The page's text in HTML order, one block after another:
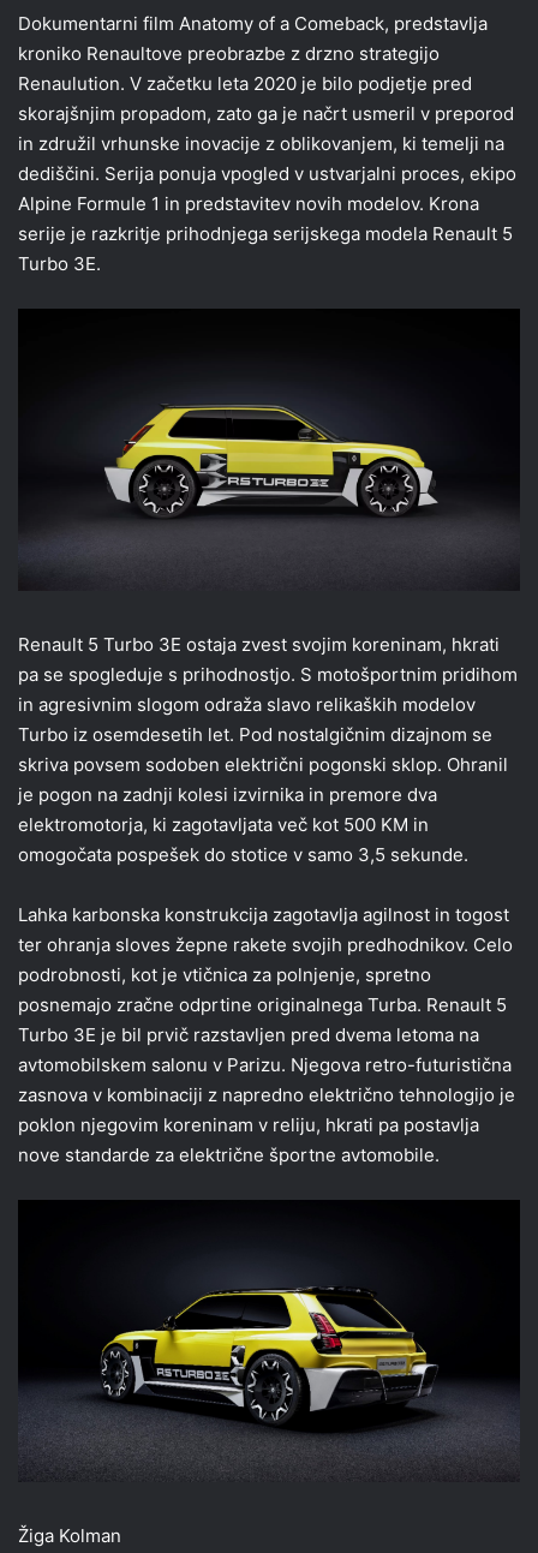
Dokumentarni film Anatomy of a Comeback, predstavlja
kroniko Renaultove preobrazbe z drzno strategijo
Renaulution. V začetku leta 2020 je bilo podjetje pred
skorajšnjim propadom, zato ga je načrt usmeril v preporod
in združil vrhunske inovacije z oblikovanjem, ki temelji na
dediščini. Serija ponuja vpogled v ustvarjalni proces, ekipo
Alpine Formule 1 in predstavitev novih modelov. Krona
serije je razkritje prihodnjega serijskega modela Renault 5
Turbo 3E.
Renault 5 Turbo 3E ostaja zvest svojim koreninam, hkrati
pa se spogleduje s prihodnostjo. S motošportnim pridihom
in agresivnim slogom odraža slavo relikaških modelov
Turbo iz osemdesetih let. Pod nostalgičnim dizajnom se
skriva povsem sodoben električni pogonski sklop. Ohranil
je pogon na zadnji kolesi izvirnika in premore dva
elektromotorja, ki zagotavljata več kot 500 KM in
omogočata pospešek do stotice v samo 3,5 sekunde.
Lahka karbonska konstrukcija zagotavlja agilnost in togost
ter ohranja sloves žepne rakete svojih predhodnikov. Celo
podrobnosti, kot je vtičnica za polnjenje, spretno
posnemajo zračne odprtine originalnega Turba. Renault 5
Turbo 3E je bil prvič razstavljen pred dvema letoma na
avtomobilskem salonu v Parizu. Njegova retro-futuristična
zasnova v kombinaciji z napredno električno tehnologijo je
poklon njegovim koreninam v reliju, hkrati pa postavlja
nove standarde za električne športne avtomobile.
Žiga Kolman